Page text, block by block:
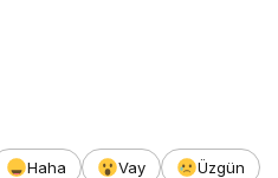
Haha Vay
Üzgün